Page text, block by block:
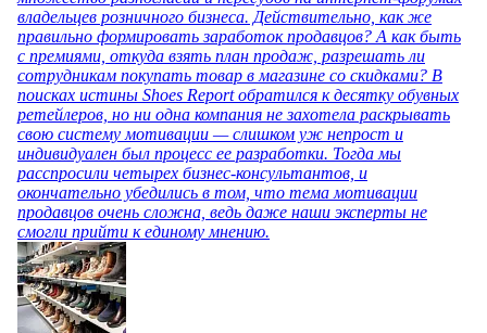
владельцев розничного бизнеса. Действительно, как же
правильно формировать заработок продавцов? А как быть
с премиями, откуда взять план продаж, разрешать ли
сотрудникам покупать товар в магазине со скидками? В
поисках истины Shoes Report обратился к десятку обувных
ретейлеров, но ни одна компания не захотела раскрывать
свою систему мотивации — слишком уж непрост и
индивидуален был процесс ее разработки. Тогда мы
расспросили четырех бизнес-консультантов, и
окончательно убедились в том, что тема мотивации
продавцов очень сложна, ведь даже наши эксперты не
смогли прийти к единому мнению.